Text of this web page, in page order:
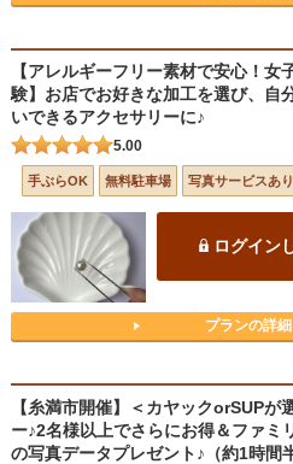
【アレルギーフリー素材で安心！
験】お店でお好きな加工を選び、自
いできるアクセサリーに♪
5.00
手ぶらOK 無料駐車場 写真サービスあり
ログイン
プランの詳
【糸満市開催】＜カヤックorSUP
ー♪2名様以上でさらにお得＆ファミ
の写真データプレゼント♪（約1時間